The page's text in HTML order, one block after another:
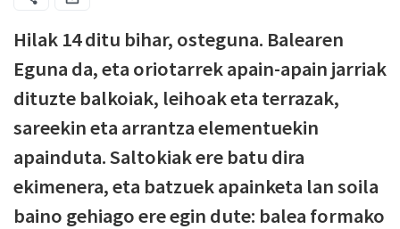
Hilak 14 ditu bihar, osteguna. Balearen
Eguna da, eta oriotarrek apain-apain jarriak
dituzte balkoiak, leihoak eta terrazak,
sareekin eta arrantza elementuekin
apainduta. Saltokiak ere batu dira
ekimenera, eta batzuek apainketa lan soila
baino gehiago ere egin dute: balea formako